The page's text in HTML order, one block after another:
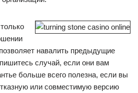
навалить предыдущие
случай, если они вам
больше всего полезна, если вы
или совместимую версию